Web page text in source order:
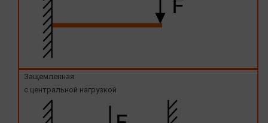
Защемленная
с центральной нагрузкой